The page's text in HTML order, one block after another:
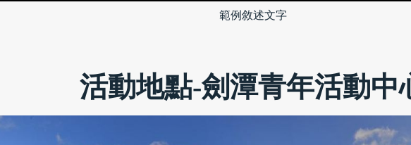
範例敘述文字
活動地點-劍潭青年活動中